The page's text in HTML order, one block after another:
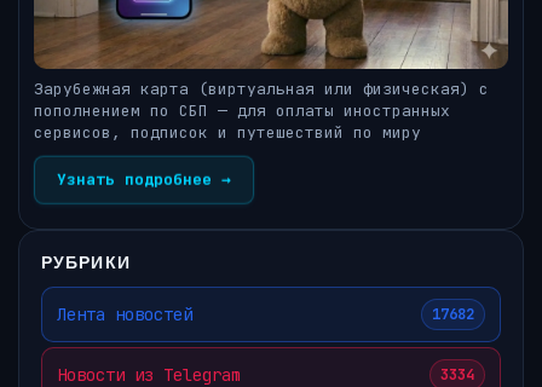
Зарубежная карта (виртуальная или физическая) с
пополнением по СБП — для оплаты иностранных
сервисов, подписок и путешествий по миру
Узнать подробнее →
РУБРИКИ
Лента новостей 17682
Новости из Telegram 3334